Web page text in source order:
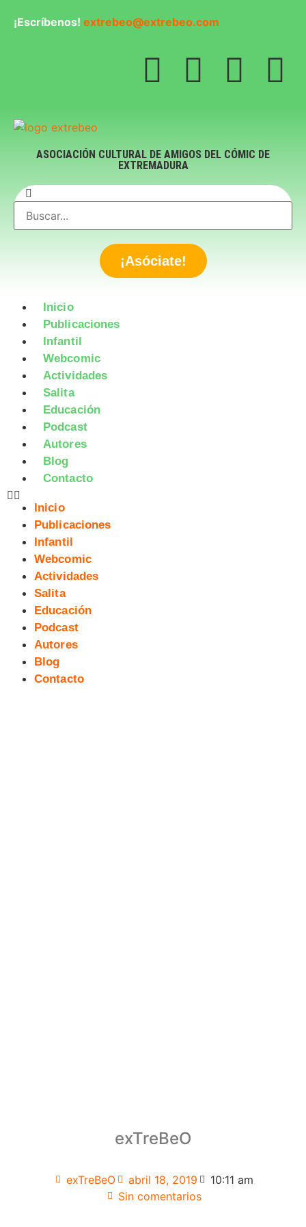
¡Escríbenos! extrebeo@extrebeo.com
ASOCIACIÓN CULTURAL DE AMIGOS DEL CÓMIC DE
EXTREMADURA
¡Asóciate!
Inicio
Publicaciones
Infantil
Webcomic
Actividades
Salita
Educación
Podcast
Autores
Blog
Contacto
Inicio
Publicaciones
Infantil
Webcomic
Actividades
Salita
Educación
Podcast
Autores
Blog
Contacto
exTreBeO
exTreBeO abril 18, 2019
10:11 am
Sin comentarios